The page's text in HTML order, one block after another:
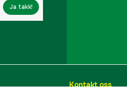
Ja takk!
Kontakt oss